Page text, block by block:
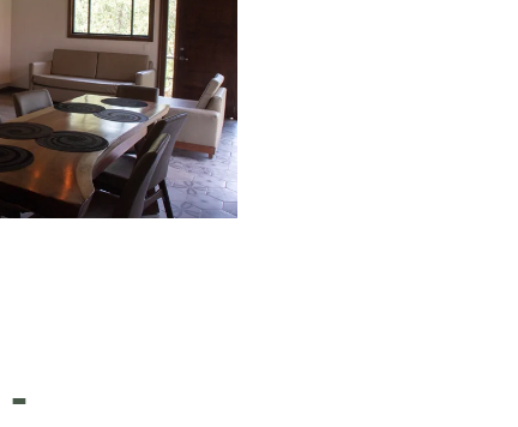
de Mazamitla en
completamente
abundantes pinos y
de la montaña.